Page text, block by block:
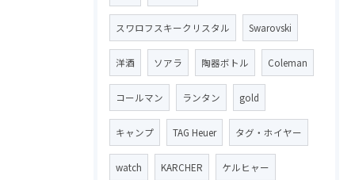
スワロフスキークリスタル Swarovski
洋酒 ソアラ 陶器ボトル Coleman
コールマン ランタン gold
キャンプ TAG Heuer タグ・ホイヤー
watch KARCHER ケルヒャー